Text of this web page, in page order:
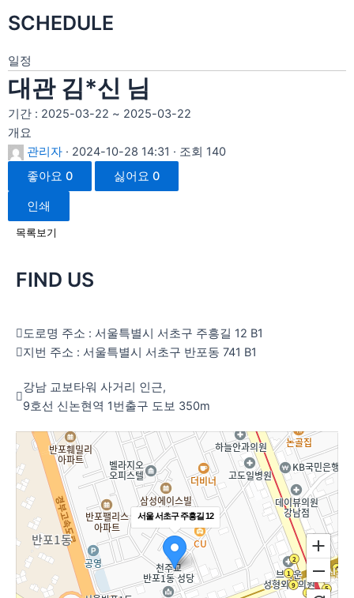
SCHEDULE
일정
대관 김*신 님
기간 : 2025-03-22 ~ 2025-03-22
개요
관리자 · 2024-10-28 14:31 · 조회 140
좋아요 0 싫어요 0
인쇄
목록보기
FIND US
도로명 주소 : 서울특별시 서초구 주흥길 12 B1
지번 주소 : 서울특별시 서초구 반포동 741 B1
강남 교보타워 사거리 인근,
9호선 신논현역 1번출구 도보 350m
서울 서초구 주흥길 12